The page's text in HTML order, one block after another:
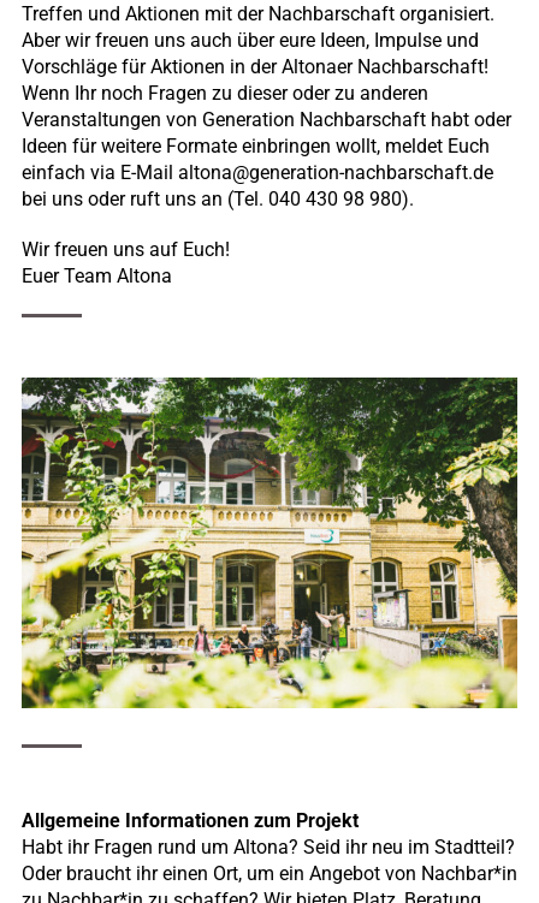
Treffen und Aktionen mit der Nachbarschaft organisiert.
Aber wir freuen uns auch über eure Ideen, Impulse und
Vorschläge für Aktionen in der Altonaer Nachbarschaft!
Wenn Ihr noch Fragen zu dieser oder zu anderen
Veranstaltungen von Generation Nachbarschaft habt oder
Ideen für weitere Formate einbringen wollt, meldet Euch
einfach via E-Mail altona@generation-nachbarschaft.de
bei uns oder ruft uns an (Tel. 040 430 98 980).
Wir freuen uns auf Euch!
Euer Team Altona
Allgemeine Informationen zum Projekt
Habt ihr Fragen rund um Altona? Seid ihr neu im Stadtteil?
Oder braucht ihr einen Ort, um ein Angebot von Nachbar*in